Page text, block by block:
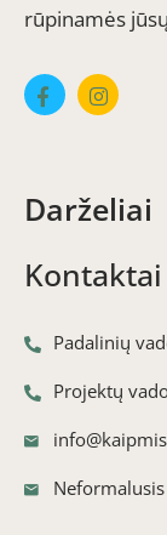
rūpinamės
Darželiai
Kontaktai
Padalinių
Projektų